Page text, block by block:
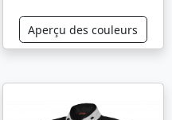
Aperçu des couleurs